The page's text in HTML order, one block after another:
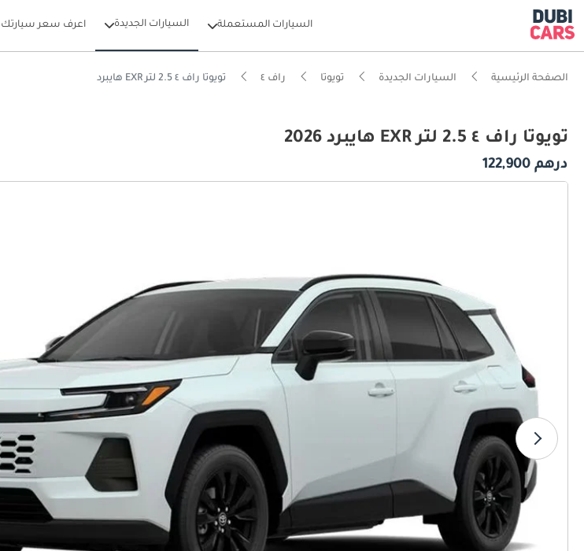
السيارات المستعملة السيارات الجديدة اعرف سعر سيارتك
الصفحة الرئيسية السيارات الجديدة تويوتا راف ٤ تويوتا راف ٤ 2.5 لتر EXR هايبرد
تويوتا راف ٤ 2.5 لتر EXR هايبرد 2026
درهم 122,900